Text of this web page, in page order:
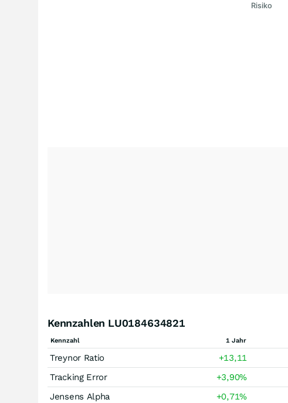
Risiko
Kennzahlen LU0184634821
Kennzahl 1 Jahr
Treynor Ratio +13,11
Tracking Error
+3,90%
Jensens Alpha
+0,71%